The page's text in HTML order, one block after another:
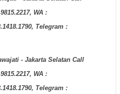
WA :
Telegram :
- Jakarta Selatan Call
WA :
Telegram :